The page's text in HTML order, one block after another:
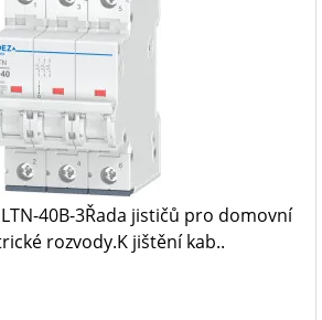
40B-3Řada jističů pro domovní
rozvody.K jištění kab..